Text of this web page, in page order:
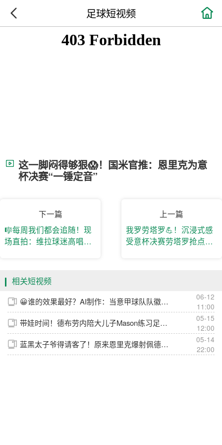
 足球短视频
这一脚闷得够狠😱！国米官推：恩里克为意
杯决赛“一锤定音”
下一篇
🎼每周我们都会追随！现
场直拍：维拉球迷高唱队
上一篇
我罗劳塔罗💪！沉浸式感
受意杯决赛劳塔罗抢点锁
相关短视频
😀谁的效果最好？AI制作：当意甲球队队徽变成象征物~
06-12
11:00
带娃时间！德布劳内陪大儿子Mason练习足球！
05-15
12:00
蓝黑太子爷得请客了！原来恩里克爆射佩德罗是为迪马尔科“报仇”
05-14
22:00